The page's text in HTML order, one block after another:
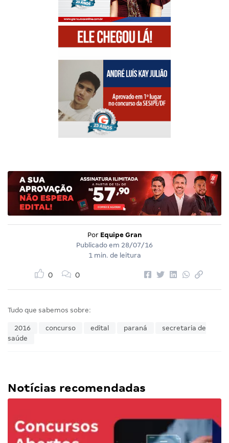
Por Equipe Gran
Publicado em 28/07/16
1 min. de leitura
0 0
Tudo que sabemos sobre:
2016 concurso edital paraná
secretaria de
saúde
Notícias recomendadas